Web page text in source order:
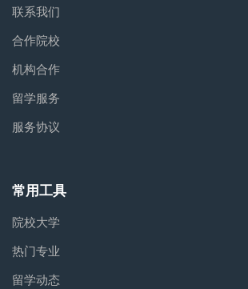
联系我们
合作院校
机构合作
留学服务
服务协议
常用工具
院校大学
热门专业
留学动态